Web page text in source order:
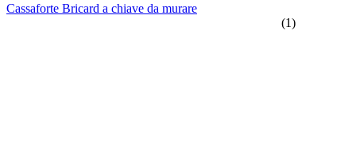
Cassaforte Bricard a chiave da murare
(1)